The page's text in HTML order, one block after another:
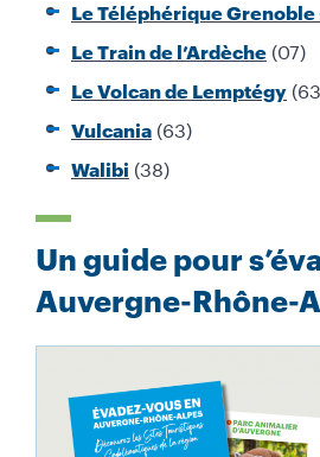
Le Téléphérique Grenoble
Le Train de l’Ardèche (07)
Le Volcan de Lemptégy
Vulcania (63)
Walibi (38)
Un guide pour
Auvergne-Rhône-